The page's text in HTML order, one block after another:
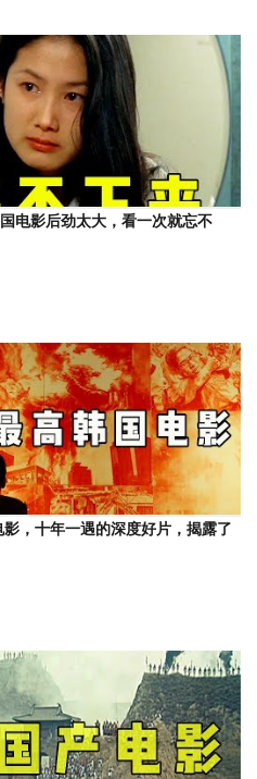
电影后劲太大，看一次就忘不
，十年一遇的深度好片，揭露了